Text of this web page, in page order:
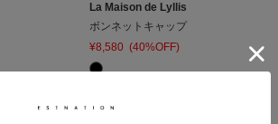
La Maison de Lyllis
ボンネットキャップ
¥8,580 (40%OFF)